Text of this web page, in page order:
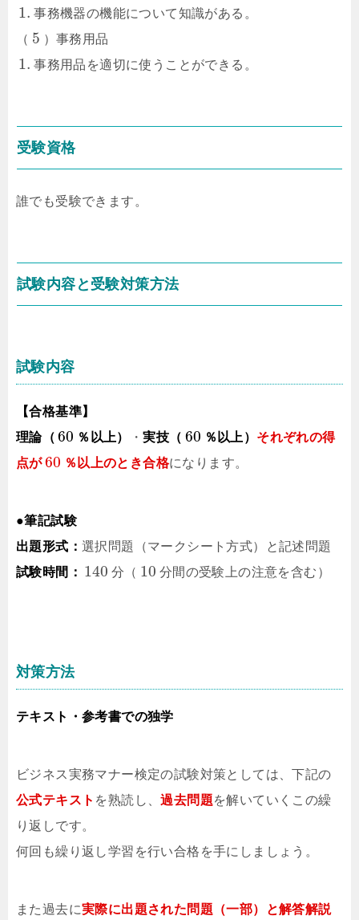
1. 事務機器の機能について知識がある。
（ 5 ）事務用品
1. 事務用品を適切に使うことができる。
受験資格
誰でも受験できます。
試験内容と受験対策方法
試験内容
【合格基準】
理論（ 60 ％以上） ・実技（ 60 ％以上） それぞれの得
点が60 ％以上のとき合格になります。
●筆記試験
出題形式： 選択問題（マークシート方式）と記述問題
試験時間： 140 分（ 10 分間の受験上の注意を含む）
対策方法
テキスト・参考書での独学
ビジネス実務マナー検定の試験対策としては、下記の
公式テキスト を熟読し、過去問題を解いていくこの繰
り返しです。
何回も繰り返し学習を行い合格を手にしましょう。
また過去に実際に出題された問題（一部）と解答解説